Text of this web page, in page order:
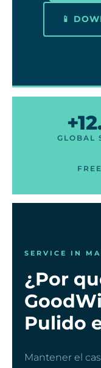
📱
GLOBAL
SERVICE IN
¿Por
Pulido
Mantener el